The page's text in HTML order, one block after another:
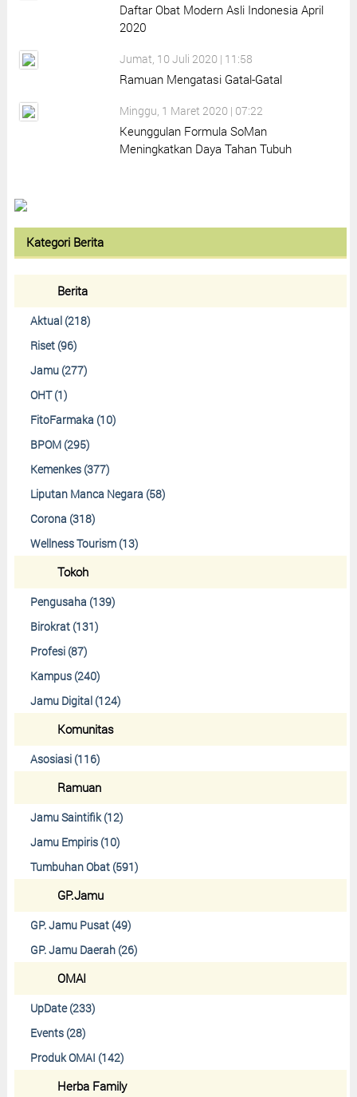
Daftar Obat Modern Asli Indonesia April
2020
Jumat, 10 Juli 2020 | 11:58
Ramuan Mengatasi Gatal-Gatal
Minggu, 1 Maret 2020 | 07:22
Keunggulan Formula SoMan
Meningkatkan Daya Tahan Tubuh
Kategori Berita
Berita
Aktual (218)
Riset (96)
Jamu (277)
OHT (1)
FitoFarmaka (10)
BPOM (295)
Kemenkes (377)
Liputan Manca Negara (58)
Corona (318)
Wellness Tourism (13)
Tokoh
Pengusaha (139)
Birokrat (131)
Profesi (87)
Kampus (240)
Jamu Digital (124)
Komunitas
Asosiasi (116)
Ramuan
Jamu Saintifik (12)
Jamu Empiris (10)
Tumbuhan Obat (591)
GP.Jamu
GP. Jamu Pusat (49)
GP. Jamu Daerah (26)
OMAI
UpDate (233)
Events (28)
Produk OMAI (142)
Herba Family